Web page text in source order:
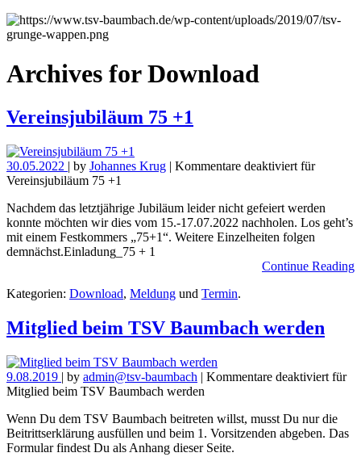
Archives forDownload
Vereinsjubiläum 75 +1
30.05.2022 | by Johannes Krug | Kommentare deaktiviert für
Vereinsjubiläum 75 +1
Nachdem das letztjährige Jubiläum leider nicht gefeiert werden
konnte möchten wir dies vom 15.-17.07.2022 nachholen. Los geht’s
mit einem Festkommers „75+1“. Weitere Einzelheiten folgen
demnächst.Einladung_75 + 1
Continue Reading
Kategorien: Download, Meldung und Termin.
Mitglied beim TSV Baumbach werden
9.08.2019 | by admin@tsv-baumbach | Kommentare deaktiviert für
Mitglied beim TSV Baumbach werden
Wenn Du dem TSV Baumbach beitreten willst, musst Du nur die
Beitrittserklärung ausfüllen und beim 1. Vorsitzenden abgeben. Das
Formular findest Du als Anhang dieser Seite.